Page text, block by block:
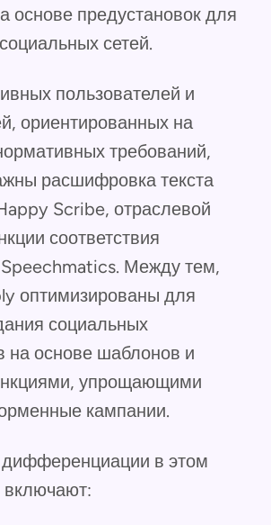
основе предустановок для
сетей.
пользователей и
ориентированных на
требований,
расшифровка текста
Scribe, отраслевой
соответствия
Между тем,
оптимизированы для
социальных
на основе шаблонов и
упрощающими
кампании.
в этом
включают: